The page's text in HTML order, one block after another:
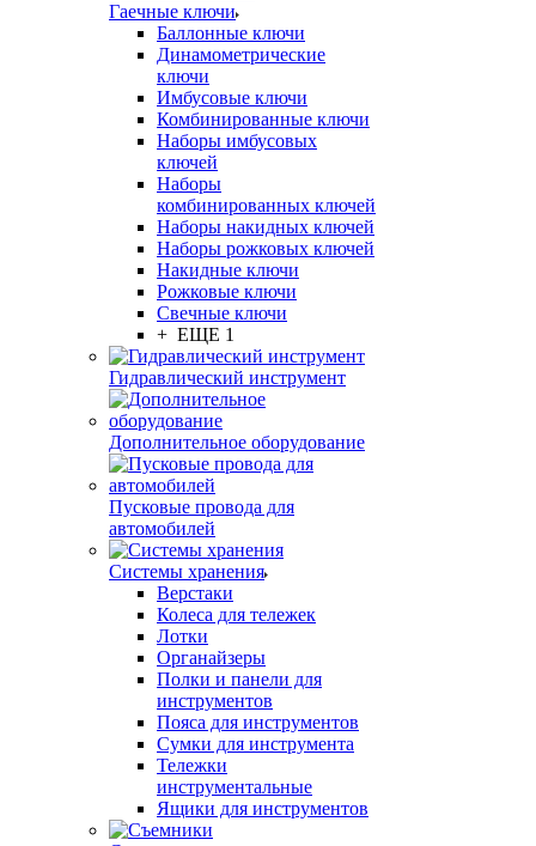
Гаечные ключи
Баллонные ключи
Динамометрические
ключи
Имбусовые ключи
Комбинированные ключи
Наборы имбусовых
ключей
Наборы
комбинированных ключей
Наборы накидных ключей
Наборы рожковых ключей
Накидные ключи
Рожковые ключи
Свечные ключи
+ ЕЩЕ 1
Гидравлический инструмент
Дополнительное оборудование
Пусковые провода для
автомобилей
Системы хранения
Верстаки
Колеса для тележек
Лотки
Органайзеры
Полки и панели для
инструментов
Пояса для инструментов
Сумки для инструмента
Тележки
инструментальные
Ящики для инструментов